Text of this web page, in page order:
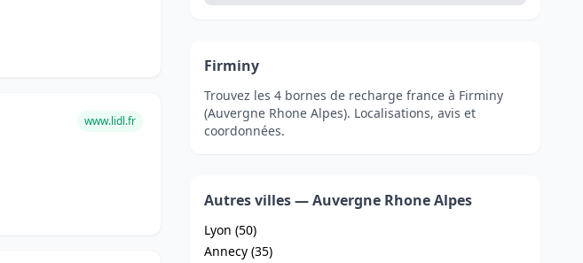
www.lidl.fr
Firminy
Trouvez les 4 bornes de recharge france à Firminy
(Auvergne Rhone Alpes). Localisations, avis et
coordonnées.
Autres villes — Auvergne Rhone Alpes
Lyon (50)
Annecy (35)